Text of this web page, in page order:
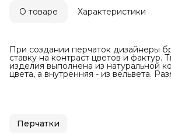
Оплата после примерки
О товаре Характеристики
При создании перчаток дизайнеры
ставку на контраст цветов и фактур.
изделия выполнена из натуральной
цвета, а внутренняя - из вельвета.
Перчатки